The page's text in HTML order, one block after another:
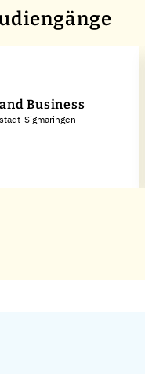
Business
Sigmaringen